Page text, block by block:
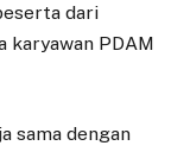
dari
karyawan PDAM
sama dengan